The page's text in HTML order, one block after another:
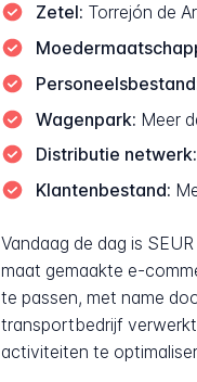
Zetel: Torrejón de
Wagenpark: Meer
Distributie netwerk:
Klantenbestand:
Vandaag de dag is
maat gemaakte e-
te passen, met name
transportbedrijf
activiteiten te